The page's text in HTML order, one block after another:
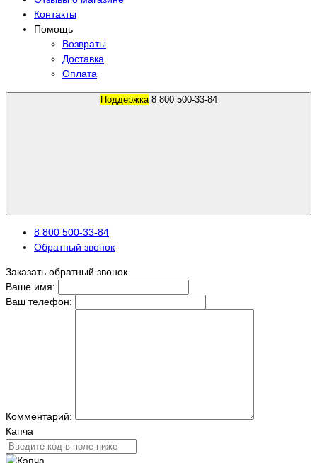
Контакты
Помощь
Возвраты
Доставка
Оплата
Поддержка 8 800 500-33-84
8 800 500-33-84
Обратный звонок
Заказать обратный звонок
Ваше имя:
Ваш телефон:
Комментарий:
Капча